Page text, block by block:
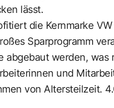
lässt.
die Kernmarke
Sparprogramm
abgebaut werden,
und
von Altersteilzeit.